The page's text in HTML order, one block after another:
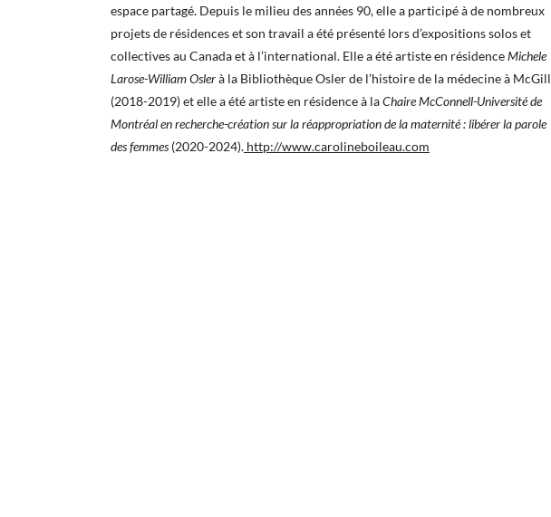
espace partagé. Depuis le milieu des années 90, elle a participé à de nombreux
projets de résidences et son travail a été présenté lors d’expositions solos et
collectives au Canada et à l’international. Elle a été artiste en résidenceMichele
Larose-William Oslerà la Bibliothèque Osler de l’histoire de la médecine à McGill
(2018-2019) et elle a été artiste en résidence à laChaire McConnell-Université de
Montréal en recherche-création sur la réappropriation de la maternité : libérer la parole
des femmes (2020-2024). http://www.carolineboileau.com